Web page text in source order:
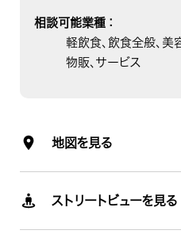
相談可能業種：
軽飲食、飲食全般、美
物販、サービス
地図を見る
ストリートビューを見る